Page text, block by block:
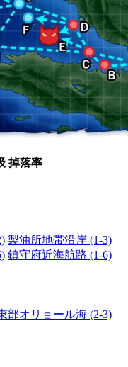
掉落率
製油所地帯沿岸 (1-3)
鎮守府近海航路 (1-6)
部オリョール海 (2-3)